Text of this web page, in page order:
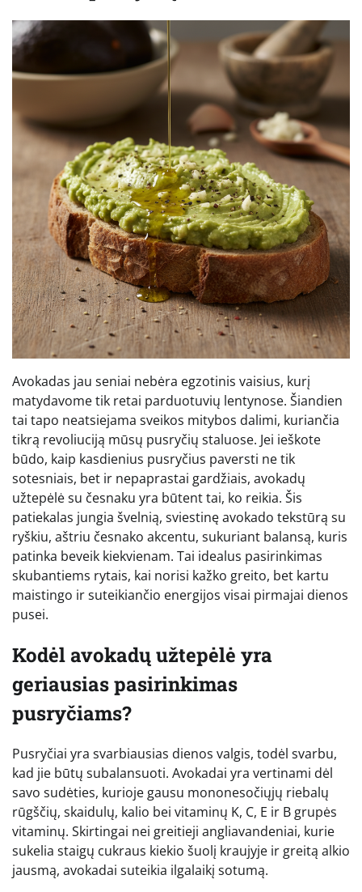
Avokadas jau seniai nebėra egzotinis vaisius, kurį
matydavome tik retai parduotuvių lentynose. Šiandien
tai tapo neatsiejama sveikos mitybos dalimi, kuriančia
tikrą revoliuciją mūsų pusryčių staluose. Jei ieškote
būdo, kaip kasdienius pusryčius paversti ne tik
sotesniais, bet ir nepaprastai gardžiais, avokadų
užtepėlė su česnaku yra būtent tai, ko reikia. Šis
patiekalas jungia švelnią, sviestinę avokado tekstūrą su
ryškiu, aštriu česnako akcentu, sukuriant balansą, kuris
patinka beveik kiekvienam. Tai idealus pasirinkimas
skubantiems rytais, kai norisi kažko greito, bet kartu
maistingo ir suteikiančio energijos visai pirmajai dienos
pusei.
Kodėl avokadų užtepėlė yra
geriausias pasirinkimas
pusryčiams?
Pusryčiai yra svarbiausias dienos valgis, todėl svarbu,
kad jie būtų subalansuoti. Avokadai yra vertinami dėl
savo sudėties, kurioje gausu mononesočiųjų riebalų
rūgščių, skaidulų, kalio bei vitaminų K, C, E ir B grupės
vitaminų. Skirtingai nei greitieji angliavandeniai, kurie
sukelia staigų cukraus kiekio šuolį kraujyje ir greitą alkio
jausmą, avokadai suteikia ilgalaikį sotumą.